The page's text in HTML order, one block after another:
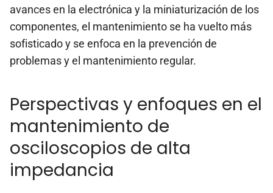
avances en la electrónica y la miniaturización de los
componentes, el mantenimiento se ha vuelto más
sofisticado y se enfoca en la prevención de
problemas y el mantenimiento regular.
Perspectivas y enfoques en el
mantenimiento de
osciloscopios de alta
impedancia